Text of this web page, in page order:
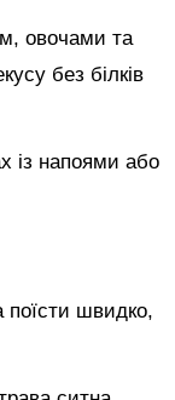
овочами та
без білків
із напоями або
поїсти швидко,